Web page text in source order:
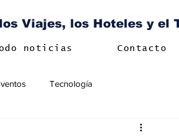
Viajes, los Hoteles y el
noticias Contacto
Tecnología